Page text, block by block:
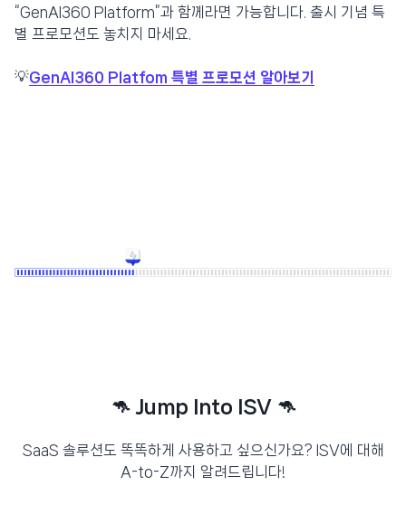
“GenAI360 Platform”과 함께라면 가능합니다. 출시 기념 특
별 프로모션도 놓치지 마세요.
💡GenAI360 Platfom 특별 프로모션 알아보기
🦘 Jump Into ISV 🦘
SaaS 솔루션도 똑똑하게 사용하고 싶으신가요? ISV에 대해
A-to-Z까지 알려드립니다!